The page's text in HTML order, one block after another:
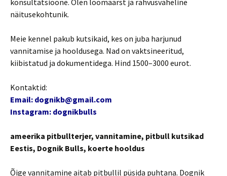
konsultatsioone. Olen loomaarst ja rahvusvaheline
näitusekohtunik.
Meie kennel pakub kutsikaid, kes on juba harjunud
vannitamise ja hooldusega. Nad on vaktsineeritud,
kiibistatud ja dokumentidega. Hind 1500–3000 eurot.
Kontaktid:
Email: dognikb@gmail.com
Instagram: dognikbulls
ameerika pitbullterjer, vannitamine, pitbull kutsikad
Eestis, Dognik Bulls, koerte hooldus
Õige vannitamine aitab pitbullil püsida puhtana. Dognik